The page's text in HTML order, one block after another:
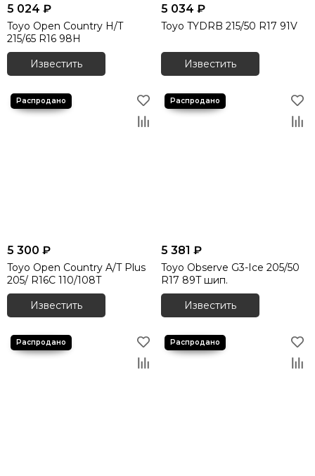
5 024 ₽
Toyo Open Country H/T
215/65 R16 98H
Известить
5 034 ₽
Toyo TYDRB 215/50 R17 91V
Известить
5 300 ₽
Toyo Open Country A/T Plus
205/ R16C 110/108T
Известить
5 381 ₽
Toyo Observe G3-Ice 205/50
R17 89T шип.
Известить